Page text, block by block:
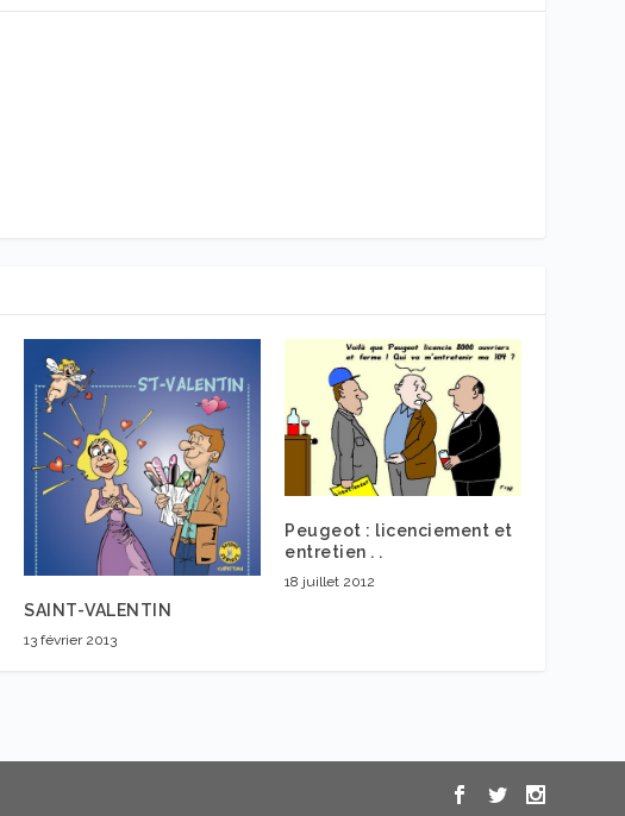
SAINT-VALENTIN
13 février 2013
Peugeot : licenciement et
entretien . .
18 juillet 2012